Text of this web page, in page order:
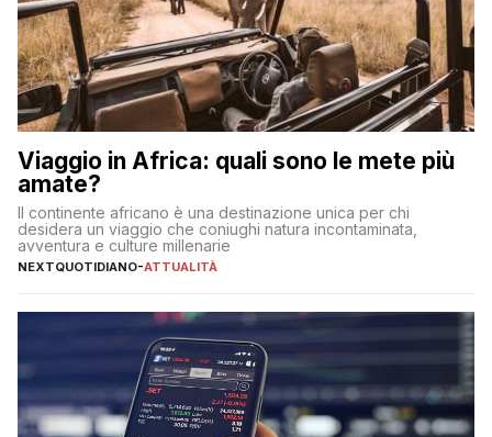
Viaggio in Africa: quali sono le mete più
amate?
Il continente africano è una destinazione unica per chi
desidera un viaggio che coniughi natura incontaminata,
avventura e culture millenarie
NEXTQUOTIDIANO-ATTUALITÀ